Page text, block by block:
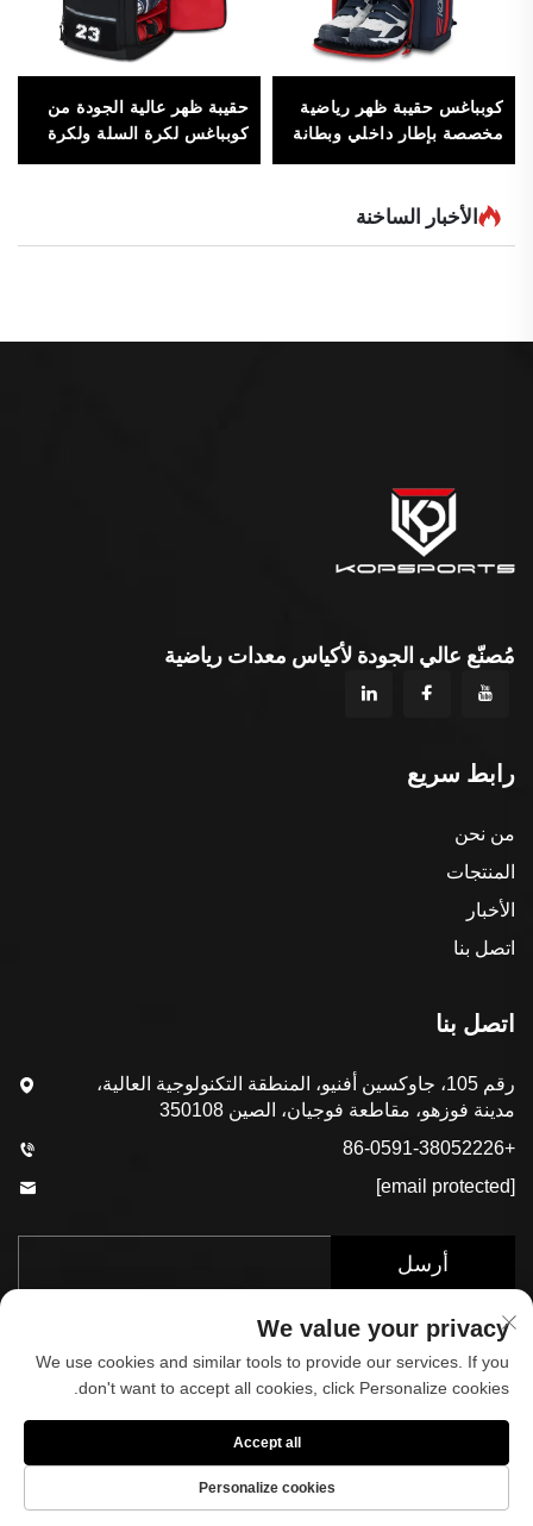
كوبباغس حقيبة ظهر رياضية
مخصصة بإطار داخلي وبطانة
حقيبة ظهر عالية الجودة من
كوبباغس لكرة السلة ولكرة
الأخبار الساخنة
مُصنّع عالي الجودة لأكياس معدات رياضية
رابط سريع
من نحن
المنتجات
الأخبار
اتصل بنا
اتصل بنا
رقم 105، جاوكسين أفنيو، المنطقة التكنولوجية العالية،
مدينة فوزهو، مقاطعة فوجيان، الصين 350108
+86-0591-38052226
[email protected]
أرسل
سبورتس المحدودة.سياسة الخصوصية
We value your privacy
We use cookies and similar tools to provide our services. If you
don't want to accept all cookies, click Personalize cookies.
Personalize cookies
Accept all